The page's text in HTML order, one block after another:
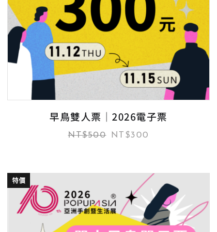
早鳥雙人票｜2026電子票
NT$500 NT$300
特價